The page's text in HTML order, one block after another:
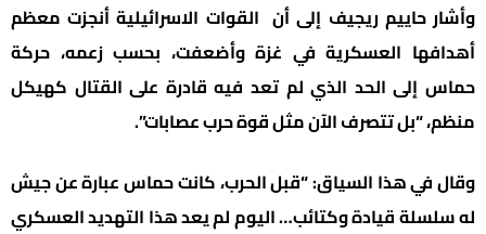
وأشار حاييم ريجيف إلى أن القوات الاسرائيلية أنجزت معظم
أهدافها العسكرية في غزة وأضعفت، بحسب زعمه، حركة
حماس إلى الحد الذي لم تعد فيه قادرة على القتال كهيكل
منظم، “بل تتصرف الآن مثل قوة حرب عصابات”.
وقال في هذا السياق: “قبل الحرب، كانت حماس عبارة عن جيش
له سلسلة قيادة وكتائب… اليوم لم يعد هذا التهديد العسكري